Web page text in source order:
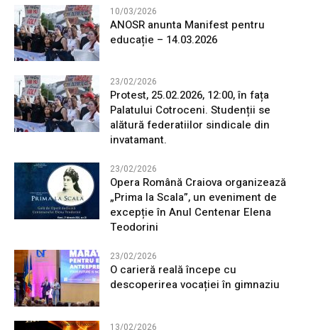
10/03/2026
ANOSR anunta Manifest pentru
educație – 14.03.2026
23/02/2026
Protest, 25.02.2026, 12:00, în fața
Palatului Cotroceni. Studenții se
alătură federatiilor sindicale din
invatamant.
23/02/2026
Opera Română Craiova organizează
„Prima la Scala”, un eveniment de
excepție în Anul Centenar Elena
Teodorini
23/02/2026
O carieră reală începe cu
descoperirea vocației în gimnaziu
13/02/2026